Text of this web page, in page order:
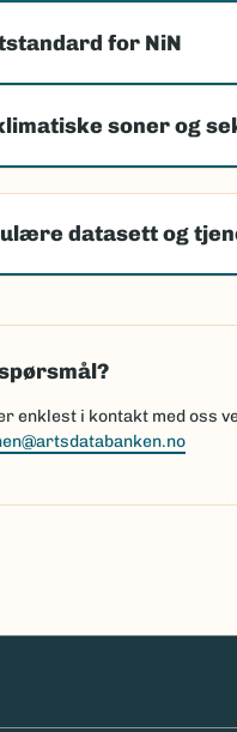
for NiN
soner og
datasett og
enklest i kontakt med oss